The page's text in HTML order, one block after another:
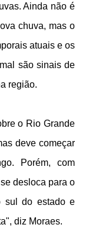
Ainda não é
chuva, mas o
atuais e os
são sinais de
região.
o Rio Grande
deve começar
Porém, com
desloca para o
sul do estado e
diz Moraes.